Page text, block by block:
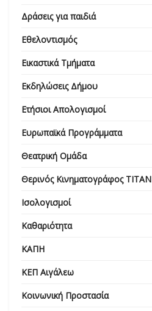
Δράσεις για παιδιά
Εθελοντισμός
Εικαστικά Τμήματα
Εκδηλώσεις Δήμου
Ετήσιοι Απολογισμοί
Ευρωπαϊκά Προγράμματα
Θεατρική Ομάδα
Θερινός Κινηματογράφος ΤΙΤΑΝ
Ισολογισμοί
Καθαριότητα
ΚΑΠΗ
ΚΕΠ Αιγάλεω
Κοινωνική Προστασία